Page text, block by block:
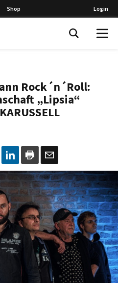
Shop Login
Rock´n´Roll:
„Lipsia“